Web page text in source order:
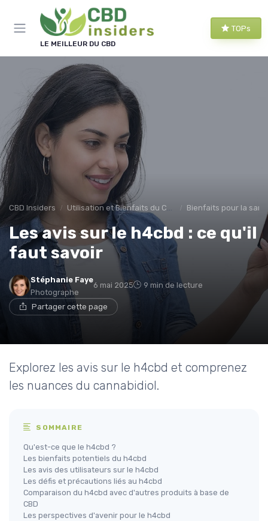
LE MEILLEUR DU CBD
TOPs
CBD Insiders Utilisation et Bienfaits du CBD Bienfaits pour la
Les avis sur le h4cbd : ce qu'il
faut savoir
Stéphanie Faye
Photographe
6 mai 2025 9 min de lecture
Partager cette page
Explorez les avis sur le h4cbd et comprenez
les nuances du cannabidiol.
SOMMAIRE
Qu'est-ce que le h4cbd ?
Les bienfaits potentiels du h4cbd
Les avis des utilisateurs sur le h4cbd
Les défis et précautions liés au h4cbd
Comparaison du h4cbd avec d'autres produits à base de
CBD
Les perspectives d'avenir pour le h4cbd
Panneau de gestion des cookies